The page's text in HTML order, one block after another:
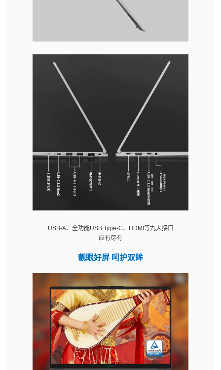
USB-A、全功能USB Type-C、HDMI等九大接口
应有尽有
靓眼好屏 呵护双眸